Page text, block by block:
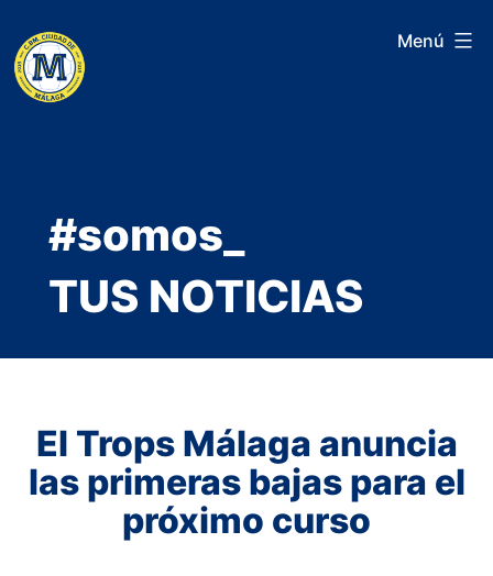
contenido
Menú
#somos_
TUS NOTICIAS
El Trops Málaga anuncia
las primeras bajas para el
próximo curso